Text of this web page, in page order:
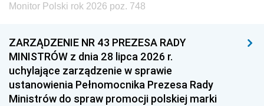
Monitor Polski rok 2026 poz. 748
ZARZĄDZENIE NR 43 PREZESA RADY
MINISTRÓW z dnia 28 lipca 2026 r.
uchylające zarządzenie w sprawie
ustanowienia Pełnomocnika Prezesa Rady
Ministrów do spraw promocji polskiej marki